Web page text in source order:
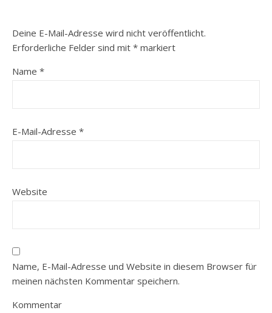
Deine E-Mail-Adresse wird nicht veröffentlicht.
Erforderliche Felder sind mit * markiert
Name *
E-Mail-Adresse *
Website
Name, E-Mail-Adresse und Website in diesem Browser für
meinen nächsten Kommentar speichern.
Kommentar